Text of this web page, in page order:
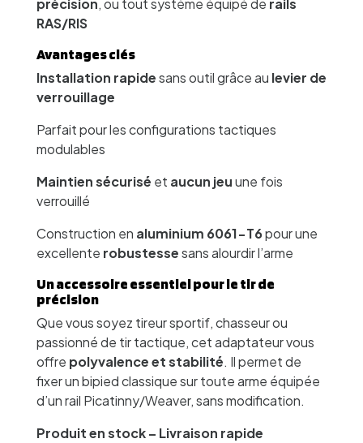
précision, ou tout système équipé de rails
RAS/RIS
Avantages clés
Installation rapidesans outil grâce au levier de
verrouillage
Parfait pour les configurations tactiques
modulables
Maintien sécurisé et aucun jeuune fois
verrouillé
Construction en aluminium 6061-T6pour une
excellente robustessesans alourdir l’arme
Un accessoire essentiel pour le tir de
précision
Que vous soyez tireur sportif, chasseur ou
passionné de tir tactique, cet adaptateur vous
offre polyvalence et stabilité. Il permet de
fixer un bipied classique sur toute arme équipée
d’un rail Picatinny/Weaver, sans modification.
Produit en stock – Livraison rapide